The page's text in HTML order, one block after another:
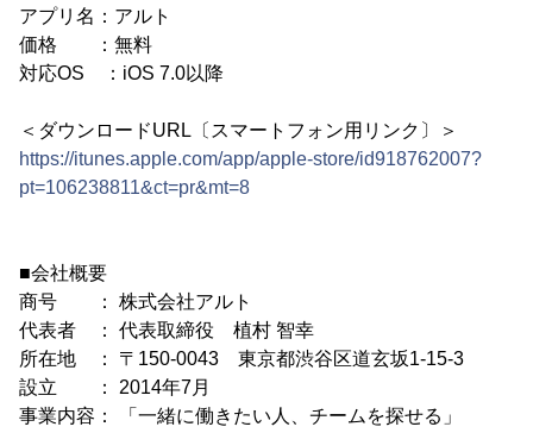
アプリ名：アルト
価格 ：無料
対応OS ：iOS 7.0以降
＜ダウンロードURL〔スマートフォン用リンク〕＞
https://itunes.apple.com/app/apple-store/id918762007?
pt=106238811&ct=pr&mt=8
■会社概要
商号 ： 株式会社アルト
代表者 ： 代表取締役 植村 智幸
所在地 ： 〒150-0043 東京都渋谷区道玄坂1-15-3
設立 ： 2014年7月
事業内容： 「一緒に働きたい人、チームを探せる」